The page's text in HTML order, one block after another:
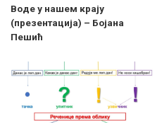
Воде у нашем крају
(презентација) – Бојана
Пешић